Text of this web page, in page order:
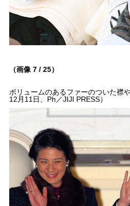
（画像 7 / 25）
ボリュームのあるファーのついた襟
12月11日、Ph／JIJI PRESS）